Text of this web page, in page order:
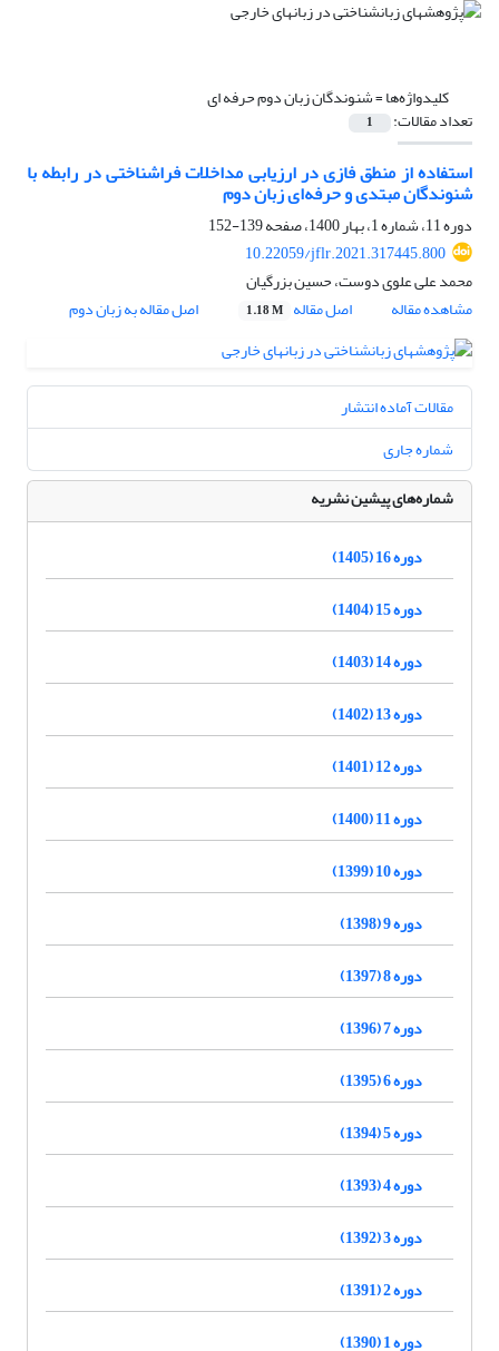
کلیدواژه‌ها =شنوندگان زبان دوم حرفه ای
تعداد مقالات: 1
استفاده از منطق فازی در ارزیابی مداخلات فراشناختی در رابطه با
شنوندگان مبتدی و حرفه‌ای زبان دوم
دوره 11، شماره 1، بهار 1400، صفحه
139-152
10.22059/jflr.2021.317445.800
محمد علی علوی دوست، حسین بزرگیان
مشاهده مقاله
اصل مقاله 1.18 M اصل مقاله به زبان دوم
مقالات آماده انتشار
شماره جاری
شماره‌های پیشین نشریه
دوره 16 (1405)
دوره 15 (1404)
دوره 14 (1403)
دوره 13 (1402)
دوره 12 (1401)
دوره 11 (1400)
دوره 10 (1399)
دوره 9 (1398)
دوره 8 (1397)
دوره 7 (1396)
دوره 6 (1395)
دوره 5 (1394)
دوره 4 (1393)
دوره 3 (1392)
دوره 2 (1391)
دوره 1 (1390)